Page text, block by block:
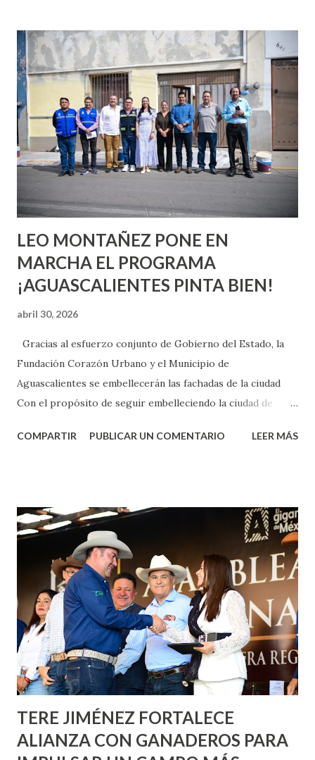
conoces ni la mitad de lo que deberías saber. Pero incluso
quienes ya han tenido relaciones sexuales no son expertos
o expertas en el tema. Siempre hay algo nuevo que
aprender y nuevas experiencias que conocer. Si eres una
chica y aún no has tenido relaciones sexuales, tal vez
pienses que el sexo será increíble y no puedas esperar para
experimentarlo, pero como cualquier persona con
experiencia te dirá, siempre es mejor cuando ambas partes
son suficientemen...
LEO MONTAÑEZ PONE EN
MARCHA EL PROGRAMA
¡AGUASCALIENTES PINTA BIEN!
abril 30, 2026
Gracias al esfuerzo conjunto de Gobierno del Estado, la
Fundación Corazón Urbano y el Municipio de
Aguascalientes se embellecerán las fachadas de la ciudad
Con el propósito de seguir embelleciendo la ciudad de
municipal, Leo Montañez dio inicio al programa
Corazón Urbano y el Municipio capital. Leo Montañez
informó que en este programa se usarán cerca de 90 mil
metros cuadrados de pintura, para dar inicio en la calle
Nieto, entre Jesús F. Elizondo y la calle 22 de Octubre, con
lo que se aplicará pintura en 66 casas. Posteriormente se
llevará este programa a Villas de Nuestra Señora de la
Asunción, Avenida Alameda y Decreto 27 de Septiembre, en
los edificios FOVISSSTE Ojo de Agua, en la comunidad
Norias de Paso Hondo y en los edificios de...
COMPARTIR PUBLICAR UN COMENTARIO LEER MÁS
TERE JIMÉNEZ FORTALECE
ALIANZA CON GANADEROS PARA